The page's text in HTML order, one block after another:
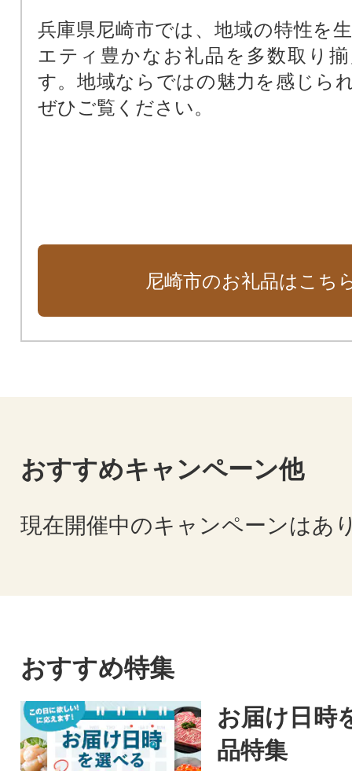
尼崎の歴史文化を次世代に受け継
化財保存活用基金）
阪神タイガースファーム施設周辺
田南公園周辺地域活性化基金）
兵庫県尼崎市では、地域の特性を
エティ豊かなお礼品を多数取り
す。地域ならではの魅力を感じら
ぜひご覧ください。
尼崎市のお礼品はこち
おすすめキャンペーン他
現在開催中のキャンペーンはあ
おすすめ特集
お届け日時
品特集